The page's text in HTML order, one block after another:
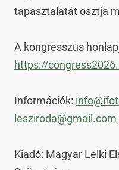
tapasztalatát osztja
https://
Információk:
lesziroda@gmail.com
Kiadó: Magyar Lelki